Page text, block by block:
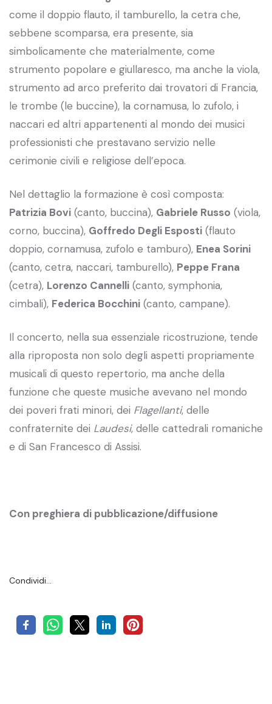
come il doppio flauto, il tamburello, la cetra che,
sebbene scomparsa, era presente, sia
simbolicamente che materialmente, come
strumento popolare e giullaresco, ma anche la viola,
strumento ad arco preferito dai trovatori di Francia,
le trombe (le buccine), la cornamusa, lo zufolo, i
naccari ed altri appartenenti al mondo dei musici
professionisti che prestavano servizio nelle
cerimonie civili e religiose dell’epoca.
Nel dettaglio la formazione è così composta:
Patrizia Bovi (canto, buccina), Gabriele Russo (viola,
corno, buccina), Goffredo Degli Esposti (flauto
doppio, cornamusa, zufolo e tamburo), Enea Sorini
(canto, cetra, naccari, tamburello), Peppe Frana
(cetra), Lorenzo Cannelli (canto, symphonia,
cimbali), Federica Bocchini (canto, campane).
Il concerto, nella sua essenziale ricostruzione, tende
alla riproposta non solo degli aspetti propriamente
musicali di questo repertorio, ma anche della
funzione che queste musiche avevano nel mondo
dei poveri frati minori, dei Flagellanti, delle
confraternite dei Laudesi, delle cattedrali romaniche
e di San Francesco di Assisi.
Con preghiera di pubblicazione/diffusione
Condividi…